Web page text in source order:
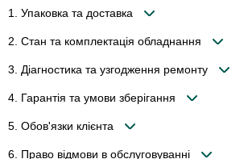
1. Упаковка та доставка
2. Стан та комплектація обладнання
3. Діагностика та узгодження ремонту
4. Гарантія та умови зберігання
5. Обов'язки клієнта
6. Право відмови в обслуговуванні